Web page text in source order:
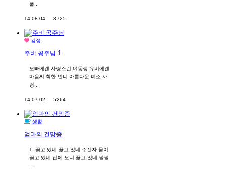
풀...
14.08.04. 3725
감성
주비 공주님 1
오빠에겐 사랑스런 여동생 유비에겐
마음씨 착한 언니 아름다운 미소 사
랑...
14.07.02. 5264
생활
엄마의 건망증
1. 끓고 있네 끓고 있네 주전자 물이
끓고 있네 집에 오니 끓고 있네 펄펄